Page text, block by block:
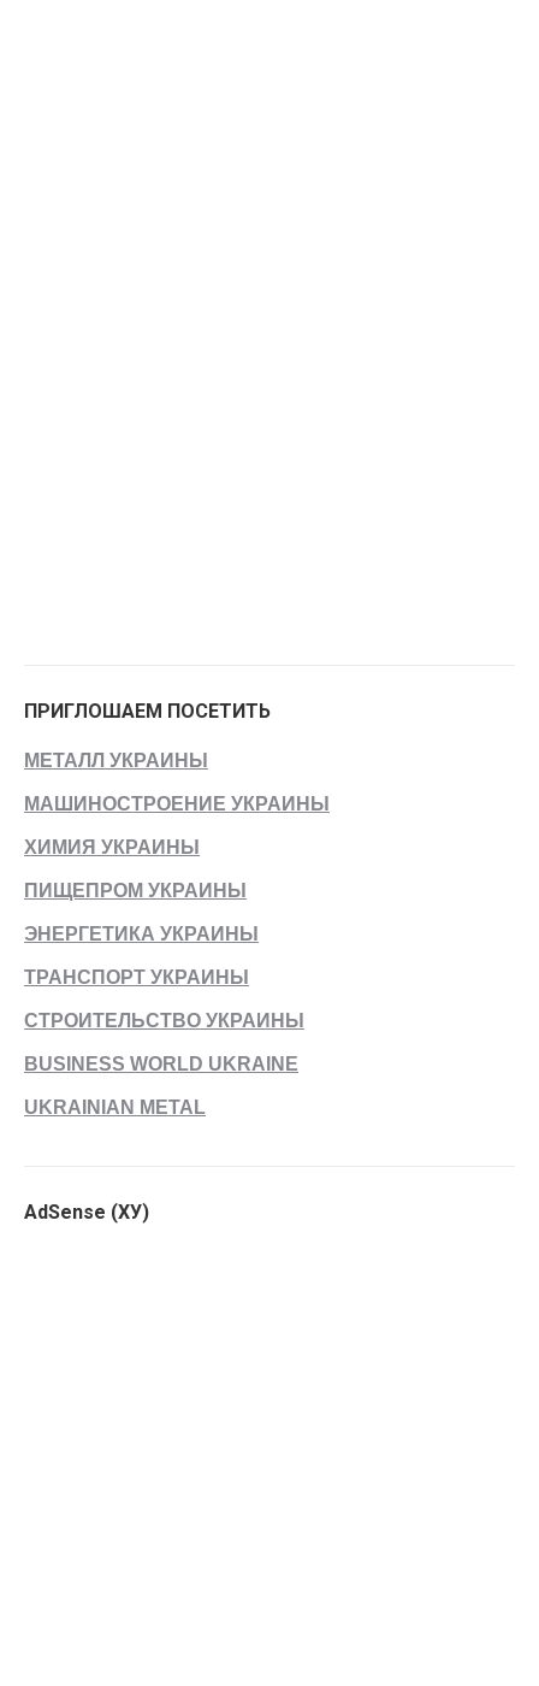
ПРИГЛОШАЕМ ПОСЕТИТЬ
МЕТАЛЛ УКРАИНЫ
МАШИНОСТРОЕНИЕ УКРАИНЫ
ХИМИЯ УКРАИНЫ
ПИЩЕПРОМ УКРАИНЫ
ЭНЕРГЕТИКА УКРАИНЫ
ТРАНСПОРТ УКРАИНЫ
СТРОИТЕЛЬСТВО УКРАИНЫ
BUSINESS WORLD UKRAINE
UKRAINIAN METAL
AdSense (ХУ)